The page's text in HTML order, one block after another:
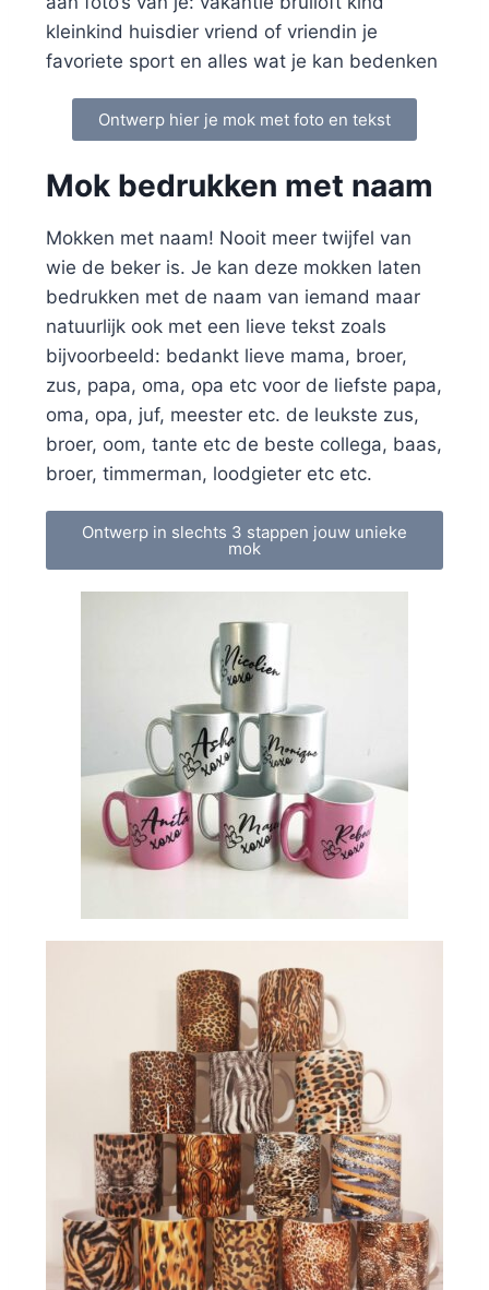
kleinkind huisdier vriend of vriendin je
favoriete sport en alles wat je kan bedenken
Ontwerp hier je mok met foto en tekst
Mok bedrukken met naam
Mokken met naam! Nooit meer twijfel van
wie de beker is. Je kan deze mokken laten
bedrukken met de naam van iemand maar
natuurlijk ook met een lieve tekst zoals
bijvoorbeeld: bedankt lieve mama, broer,
zus, papa, oma, opa etc voor de liefste papa,
oma, opa, juf, meester etc. de leukste zus,
broer, oom, tante etc de beste collega, baas,
broer, timmerman, loodgieter etc etc.
Ontwerp in slechts 3 stappen jouw unieke
mok